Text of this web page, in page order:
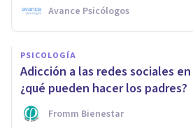
Avance Psicólogos
PSICOLOGÍA
Adicción a las redes sociales
¿qué pueden hacer los padres?
Fromm Bienestar